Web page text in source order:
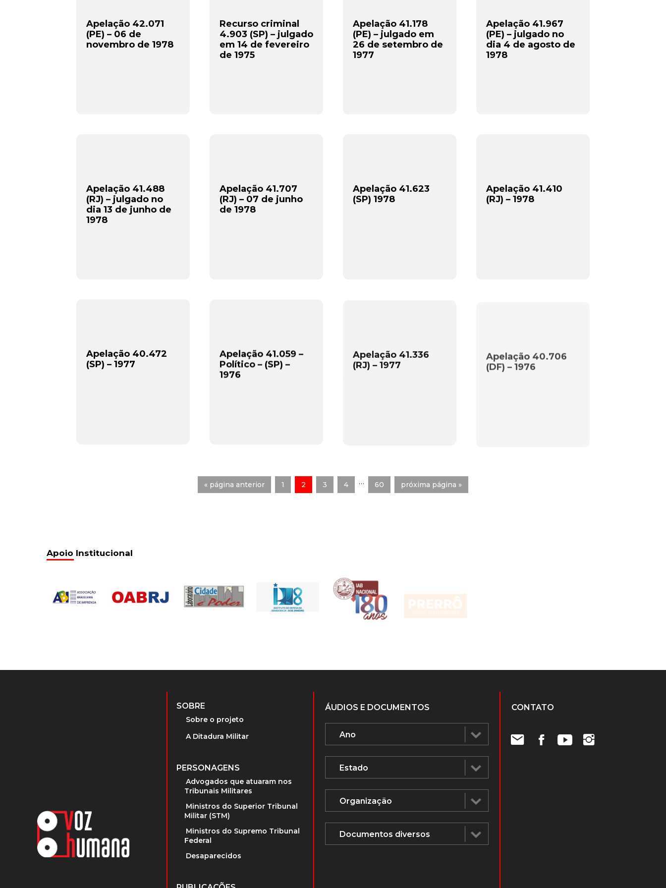
Apelação 42.071
(PE) – 06 de
novembro de 1978
Recurso criminal
4.903 (SP) – julgado
em 14 de fevereiro
de 1975
Apelação 41.178
(PE) – julgado em
26 de setembro de
1977
Apelação 41.967
(PE) – julgado no
dia 4 de agosto de
1978
Apelação 41.488
(RJ) – julgado no
dia 13 de junho de
1978
Apelação 41.707
(RJ) – 07 de junho
de 1978
Apelação 41.623
(SP) 1978
Apelação 41.410
(RJ) – 1978
Apelação 40.472
(SP) – 1977
Apelação 41.059 –
Político – (SP) –
1976
Apelação 41.336
(RJ) – 1977
Apelação 40.706
(DF) – 1976
« página anterior 1 2 3 4 … 60 próxima página »
Apoio Institucional
SOBRE
Sobre o projeto
A Ditadura Militar
PERSONAGENS
Advogados que atuaram nos
Tribunais Militares
Ministros do Superior Tribunal
Militar (STM)
Ministros do Supremo Tribunal
Federal
Desaparecidos
ÁUDIOS E DOCUMENTOS CONTATO